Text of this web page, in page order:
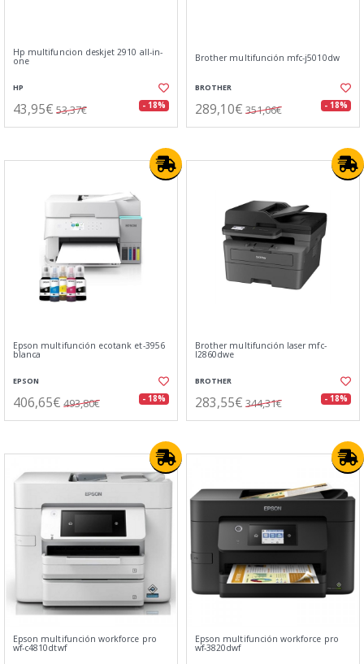
Hp multifuncion deskjet 2910 all-in-
one
HP
43,95€ 53,37€ - 18%
Brother multifunción mfc-j5010dw
BROTHER
289,10€ 351,06€ - 18%
Epson multifunción ecotank et-3956
blanca
EPSON
406,65€ 493,80€ - 18%
Brother multifunción laser mfc-
l2860dwe
BROTHER
283,55€ 344,31€ - 18%
Epson multifunción workforce pro
wf-c4810dtwf
Epson multifunción workforce pro
wf-3820dwf